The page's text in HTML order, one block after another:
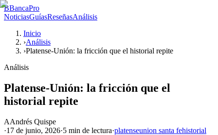
BBancaPro
NoticiasGuíasReseñasAnálisis
Inicio
›Análisis
›Platense-Unión: la fricción que el historial repite
Análisis
Platense-Unión: la fricción que el
historial repite
AAndrés Quispe
·17 de junio, 2026·5 min de lectura·platenseunion santa fehistorial